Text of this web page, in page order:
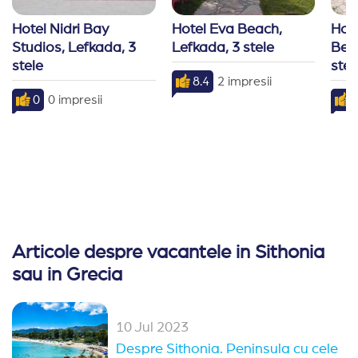
-Check-in la ora 14:00, check-out pana la ora 11:00.
-Sezlongurile nu pot fi rezervate in avans.
-Hotelul isi rezerva dreptul de a modifica programul
Hotel Nidri Bay
Studios, Lefkada, 3
stele
0 0 impresii
Hotel Eva Beach,
Lefkada, 3 stele
8.4 2 impresii
Articole despre vacantele in Sithonia
sau in Grecia
10 Jul 2023
Despre Sithonia. Peninsula cu cele